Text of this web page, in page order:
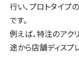
行い、プロトタイ
です。
例えば、特注のア
途から店舗ディスプ